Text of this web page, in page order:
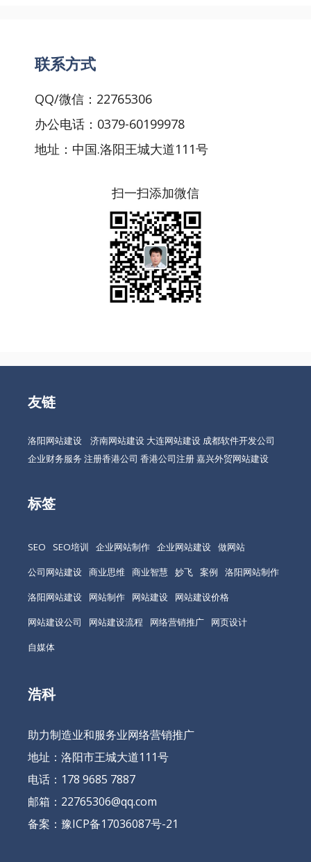
联系方式
QQ/微信：22765306
办公电话：0379-60199978
地址：中国.洛阳王城大道111号
扫一扫添加微信
友链
洛阳网站建设 济南网站建设 大连网站建设 成都软件开发公司
企业财务服务 注册香港公司 香港公司注册嘉兴外贸网站建设
标签
SEO SEO培训 企业网站制作 企业网站建设 做网站
公司网站建设 商业思维 商业智慧 妙飞 案例
洛阳网站制作
洛阳网站建设
网站制作 网站建设
网站建设价格
网站建设公司
网站建设流程 网络营销推广
网页设计
自媒体
浩科
助力制造业和服务业网络营销推广
地址：洛阳市王城大道111号
电话：178 9685 7887
邮箱：22765306@qq.com
备案： 豫ICP备17036087号-21